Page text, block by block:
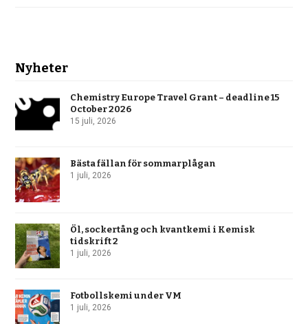
Nyheter
Chemistry Europe Travel Grant – deadline 15
October 2026
15 juli, 2026
Bästa fällan för sommarplågan
1 juli, 2026
Öl, sockertång och kvantkemi i Kemisk
tidskrift 2
1 juli, 2026
Fotbollskemi under VM
1 juli, 2026